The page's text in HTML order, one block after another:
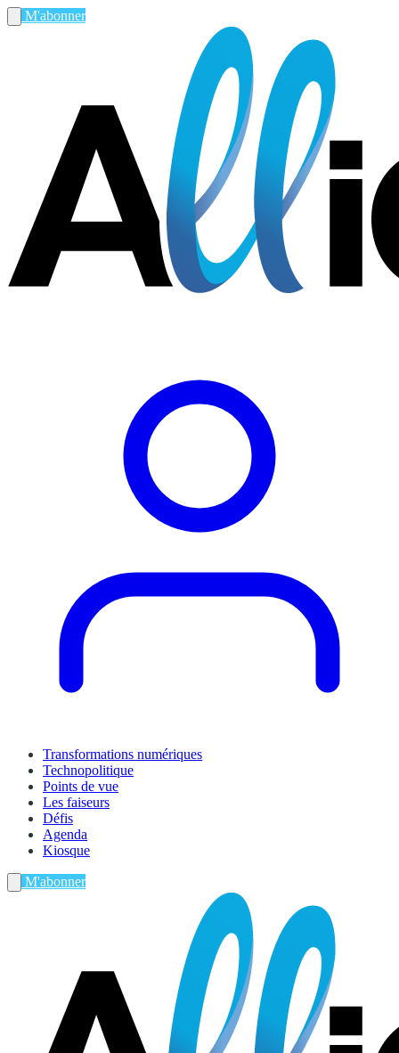
M'abonner
Transformations numériques
Technopolitique
Points de vue
Les faiseurs
Défis
Agenda
Kiosque
M'abonner